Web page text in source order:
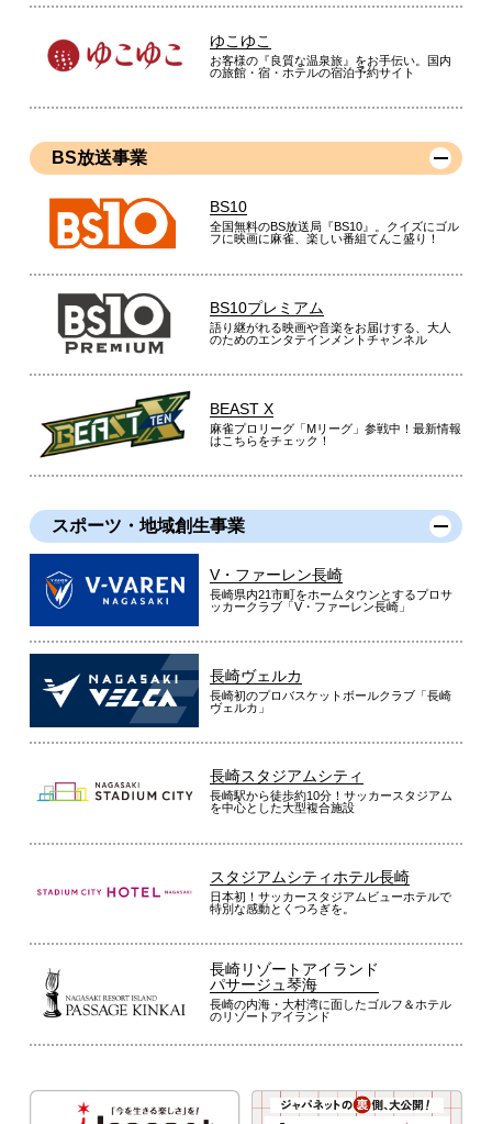
ゆこゆこ
お客様の『良質な温泉旅』をお手伝い。国内
の旅館・宿・ホテルの宿泊予約サイト
BS放送事業
BS10
全国無料のBS放送局『BS10』。クイズにゴル
フに映画に麻雀、楽しい番組てんこ盛り！
BS10プレミアム
語り継がれる映画や音楽をお届けする、大人
のためのエンタテインメントチャンネル
BEAST X
麻雀プロリーグ「Mリーグ」参戦中！最新情報
はこちらをチェック！
スポーツ・地域創生事業
V・ファーレン長崎
長崎県内21市町をホームタウンとするプロサ
ッカークラブ「V・ファーレン長崎」
長崎ヴェルカ
長崎初のプロバスケットボールクラブ「長崎
ヴェルカ」
長崎スタジアムシティ
長崎駅から徒歩約10分！サッカースタジアム
を中心とした大型複合施設
スタジアムシティホテル長崎
日本初！サッカースタジアムビューホテルで
特別な感動とくつろぎを。
長崎リゾートアイランド
パサージュ琴海
長崎の内海・大村湾に面したゴルフ＆ホテル
のリゾートアイランド